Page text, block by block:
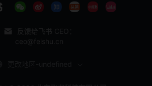
反馈给飞书 CEO：
ceo@feishu.cn